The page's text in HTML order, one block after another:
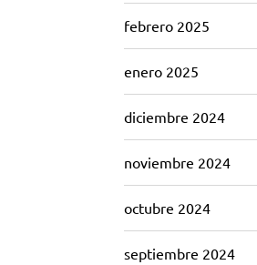
febrero 2025
enero 2025
diciembre 2024
noviembre 2024
octubre 2024
septiembre 2024